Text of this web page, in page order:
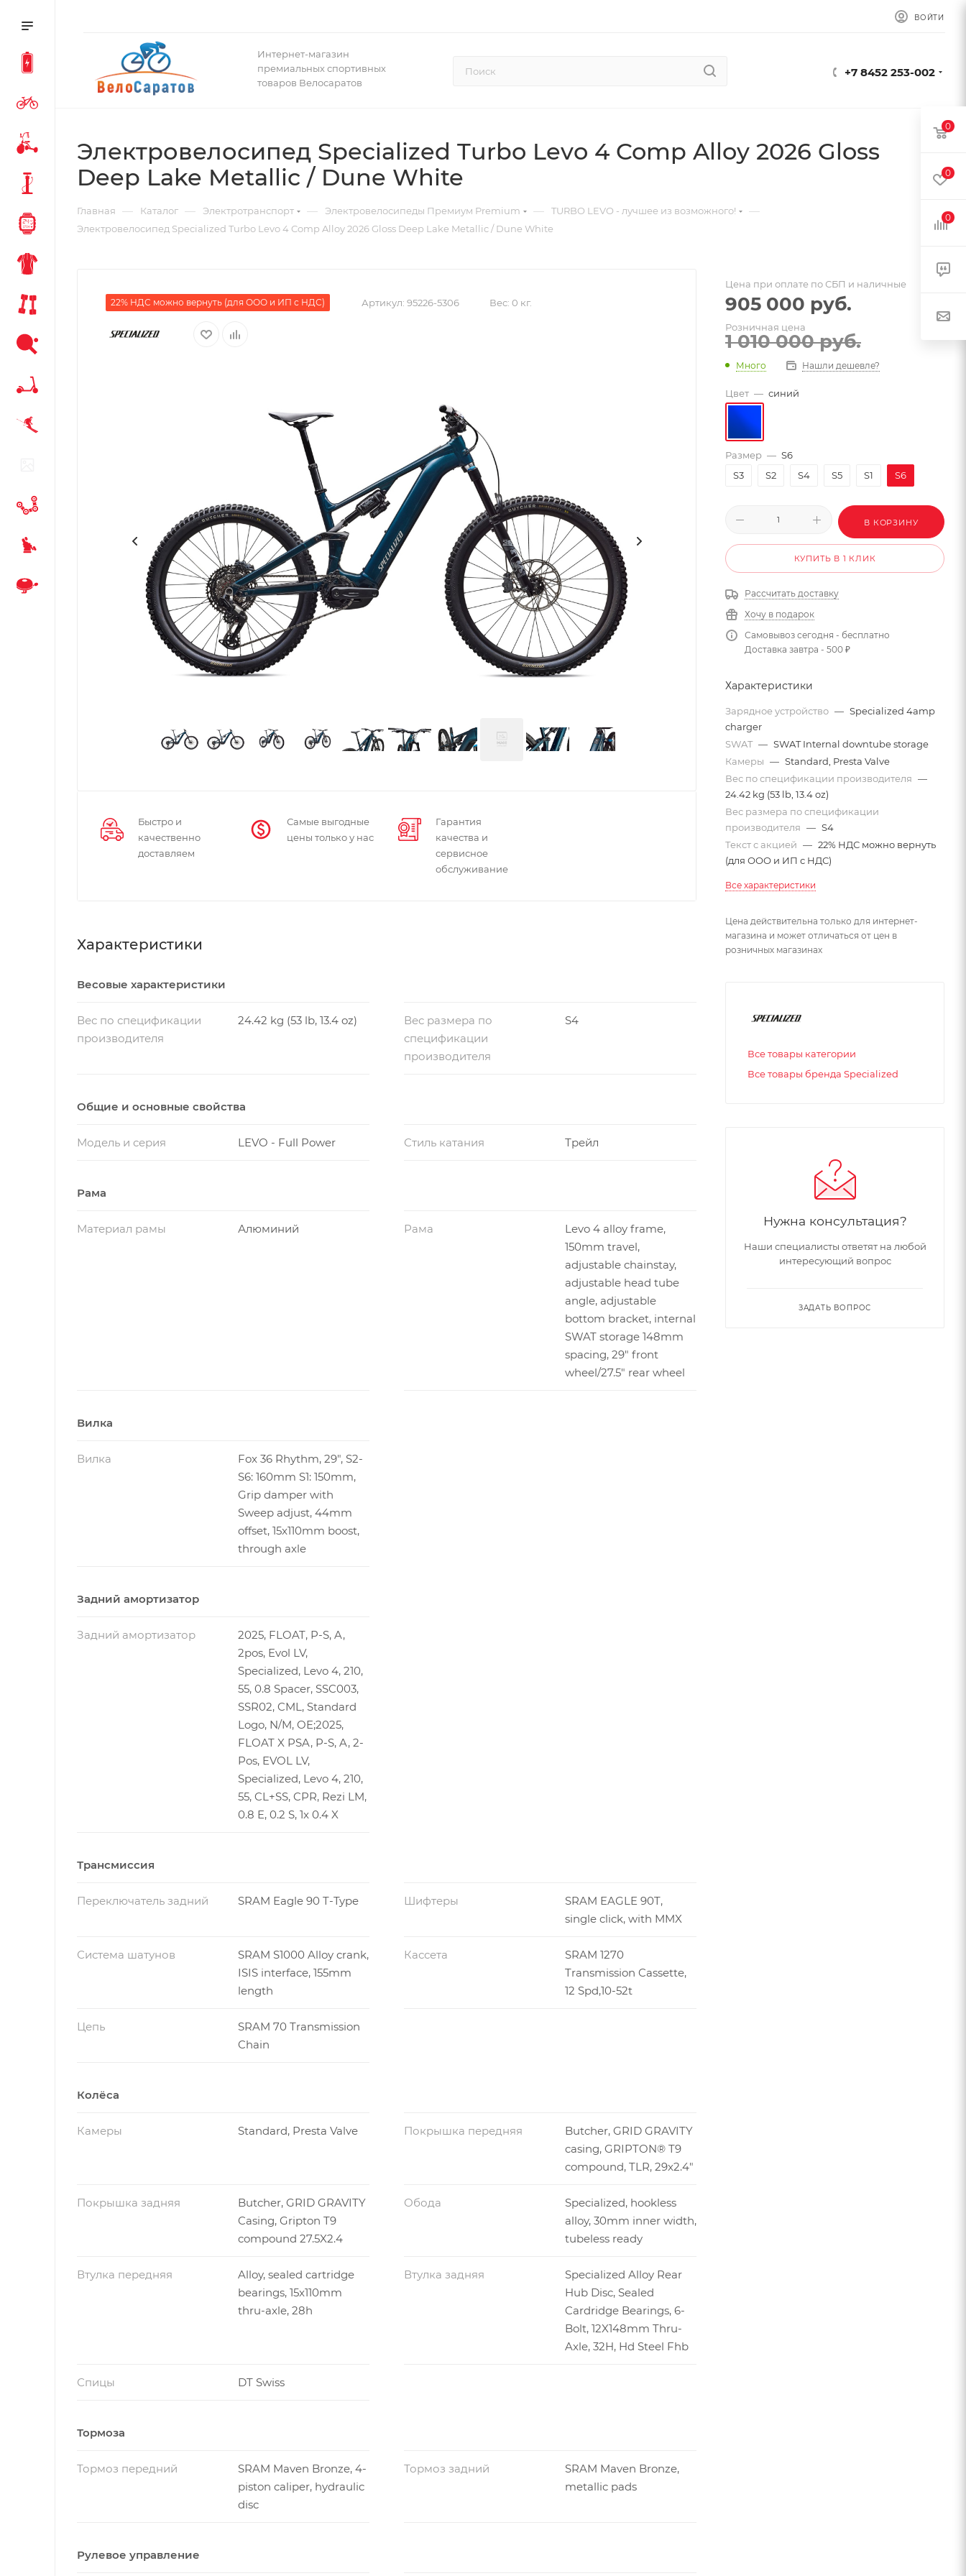
ВОЙТИ
Интернет-магазин
премиальных спортивных
товаров Велосаратов
+7 8452 253-002
Электровелосипед Specialized Turbo Levo 4 Comp Alloy 2026 Gloss
Deep Lake Metallic / Dune White
Главная — Каталог — Электротранспорт — Электровелосипеды Премиум Premium — TURBO LEVO - лучшее из возможного! —
Электровелосипед Specialized Turbo Levo 4 Comp Alloy 2026 Gloss Deep Lake Metallic / Dune White
22% НДС можно вернуть (для ООО и ИП с НДС) Артикул: 95226-5306 Вес: 0 кг.
Быстро и
качественно
доставляем
Самые выгодные
цены только у нас
Гарантия
качества и
сервисное
обслуживание
Характеристики
Весовые характеристики
Вес по спецификации
производителя
24.42 kg (53 lb, 13.4 oz)
Вес размера по
спецификации
производителя
S4
Общие и основные свойства
Модель и серия LEVO - Full Power Стиль катания Трейл
Рама
Материал рамы Алюминий Рама
Levo 4 alloy frame,
150mm travel,
adjustable chainstay,
adjustable head tube
angle, adjustable
bottom bracket, internal
SWAT storage 148mm
spacing, 29" front
wheel/27.5" rear wheel
Вилка
Вилка
Fox 36 Rhythm, 29", S2-
S6: 160mm S1: 150mm,
Grip damper with
Sweep adjust, 44mm
offset, 15x110mm boost,
through axle
Задний амортизатор
Задний амортизатор
2025, FLOAT, P-S, A,
2pos, Evol LV,
Specialized, Levo 4, 210,
55, 0.8 Spacer, SSC003,
SSR02, CML, Standard
Logo, N/M, OE;2025,
FLOAT X PSA, P-S, A, 2-
Pos, EVOL LV,
Specialized, Levo 4, 210,
55, CL+SS, CPR, Rezi LM,
0.8 E, 0.2 S, 1x 0.4 X
Трансмиссия
Переключатель задний SRAM Eagle 90 T-Type Шифтеры
SRAM EAGLE 90T,
single click, with MMX
Система шатунов
SRAM S1000 Alloy crank,
ISIS interface, 155mm
length
Кассета
SRAM 1270
Transmission Cassette,
12 Spd,10-52t
Цепь
SRAM 70 Transmission
Chain
Колёса
Камеры Standard, Presta Valve Покрышка передняя
Butcher, GRID GRAVITY
casing, GRIPTON® T9
compound, TLR, 29x2.4"
Покрышка задняя
Butcher, GRID GRAVITY
Casing, Gripton T9
compound 27.5X2.4
Обода
Specialized, hookless
alloy, 30mm inner width,
tubeless ready
Втулка передняя
Alloy, sealed cartridge
bearings, 15x110mm
thru-axle, 28h
Втулка задняя
Specialized Alloy Rear
Hub Disc, Sealed
Cardridge Bearings, 6-
Bolt, 12X148mm Thru-
Axle, 32H, Hd Steel Fhb
Спицы DT Swiss
Тормоза
Тормоз передний
SRAM Maven Bronze, 4-
piston caliper, hydraulic
disc
Тормоз задний
SRAM Maven Bronze,
metallic pads
Рулевое управление
Цена при оплате по СБП и наличные
905 000 руб.
Розничная цена
1 010 000руб.
Много Нашли дешевле?
Цвет — синий
Размер — S6
S3
S2 S4 S5 S1 S6
В КОРЗИНУ
КУПИТЬ В 1 КЛИК
Рассчитать доставку
Хочу в подарок
Самовывоз сегодня - бесплатно
Доставка завтра - 500 ₽
Характеристики
Зарядное устройство — Specialized 4amp
charger
SWAT — SWAT Internal downtube storage
Камеры — Standard, Presta Valve
Вес по спецификации производителя —
24.42 kg (53 lb, 13.4 oz)
Вес размера по спецификации
производителя — S4
Текст с акцией — 22% НДС можно вернуть
(для ООО и ИП с НДС)
Все характеристики
Цена действительна только для интернет-
магазина и может отличаться от цен в
розничных магазинах
Все товары категории
Все товары бренда Specialized
Нужна консультация?
Наши специалисты ответят на любой
интересующий вопрос
ЗАДАТЬ ВОПРОС
0
0
0